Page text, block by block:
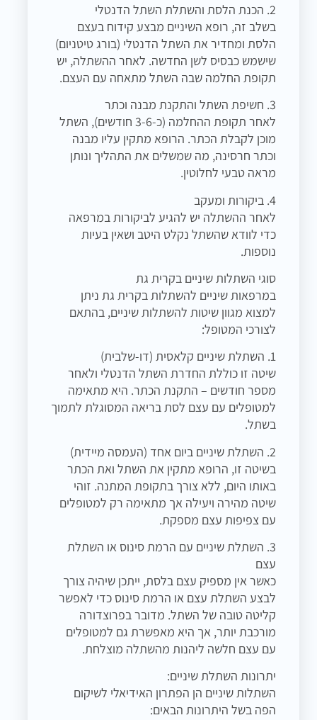
2. הכנת הלסת והשתלת השתל הדנטלי
בשלב זה, רופא השיניים מבצע קידוח בעצם
הלסת ומחדיר את השתל הדנטלי (בורג טיטניום)
שישמש כבסיס לשן החדשה. לאחר ההשתלה, יש
תקופת החלמה שבה השתל מתאחה עם העצם.
3. חשיפת השתל והתקנת מבנה וכתר
לאחר תקופת ההחלמה (כ-3-6 חודשים), השתל
מוכן לקבלת הכתר. הרופא מתקין עליו מבנה
וכתר חרסינה, מה שמשלים את התהליך ונותן
מראה טבעי לחלוטין.
4. ביקורות ומעקב
לאחר ההשתלה יש להגיע לביקורות במרפאה
כדי לוודא שהשתל נקלט היטב ושאין בעיות
נוספות.
סוגי השתלות שיניים בקרית גת
במרפאות שיניים להשתלות בקרית גת ניתן
למצוא מגוון שיטות להשתלות שיניים, בהתאם
לצורכי המטופל:
1. השתלת שיניים קלאסית (דו-שלבית)
שיטה זו כוללת החדרת השתל הדנטלי ולאחר
מספר חודשים – התקנת הכתר. היא מתאימה
למטופלים עם עצם לסת בריאה המסוגלת לתמוך
בשתל.
2. השתלת שיניים ביום אחד (העמסה מיידית)
בשיטה זו, הרופא מתקין את השתל ואת הכתר
באותו היום, ללא צורך בתקופת המתנה. זוהי
שיטה מהירה ויעילה אך מתאימה רק למטופלים
עם צפיפות עצם מספקת.
3. השתלת שיניים עם הרמת סינוס או השתלת
עצם
כאשר אין מספיק עצם בלסת, ייתכן שיהיה צורך
לבצע השתלת עצם או הרמת סינוס כדי לאפשר
קליטה טובה של השתל. מדובר בפרוצדורה
מורכבת יותר, אך היא מאפשרת גם למטופלים
עם עצם חלשה ליהנות מהשתלה מוצלחת.
יתרונות השתלת שיניים:
השתלות שיניים הן הפתרון האידיאלי לשיקום
הפה בשל היתרונות הבאים: